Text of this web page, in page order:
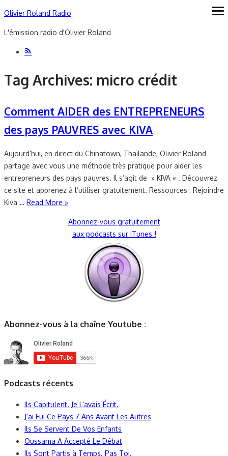
Skip
content
Olivier Roland Radio
L'émission radio d'Olivier Roland
Tag Archives: micro crédit
Comment AIDER des ENTREPRENEURS
des pays PAUVRES avec KIVA
Aujourd’hui, en direct du Chinatown, Thaïlande, Olivier Roland
partage avec vous une méthode très pratique pour aider les
entrepreneurs des pays pauvres. Il s’agit de » KIVA « . Découvrez
ce site et apprenez à l’utiliser gratuitement. Ressources : Rejoindre
Kiva … Read More »
Abonnez-vous gratuitement
aux podcasts sur iTunes !
Abonnez-vous à la chaîne Youtube :
Podcasts récents
Ils Capitulent. Je L’avais Écrit.
J’ai Fui Ce Pays 7 Ans Avant Les Autres
Ils Se Servent De Vos Enfants
Oussama A Accepté Le Débat
Ils Sont Partis à Temps. Pas Toi.